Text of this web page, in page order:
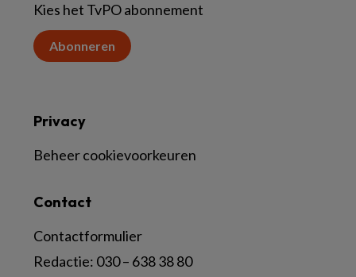
Kies het TvPO abonnement
Abonneren
Contact
Contactformulier
Redactie: 030 – 638 38 80
Privacy
Beheer cookievoorkeuren